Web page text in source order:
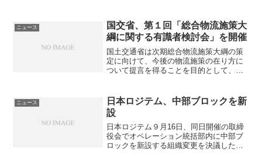
成する施設の指定管理者『センコー・電
通・アッティーヴォ共同...
ニュース
国交省、第１回「総合物流施策大
綱に関する有識者検討会」を開催
国土交通省は次期総合物流施策大綱の策
定に向けて、今後の物流施策の在り方に
ついて提言を得ることを目的として、第
議決定された「総合物流施策大綱（2013-
2017）」は今...
ニュース
日本ロジテム、中部ブロックを新
設
日本ロジテム９月16日、同日開催の取締
役会でオペレーション統括部内に中部ブ
ロックを新設する組織変更を決議したと